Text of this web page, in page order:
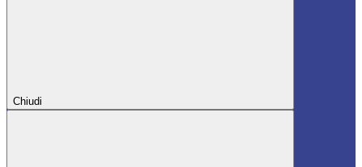
Chiudi